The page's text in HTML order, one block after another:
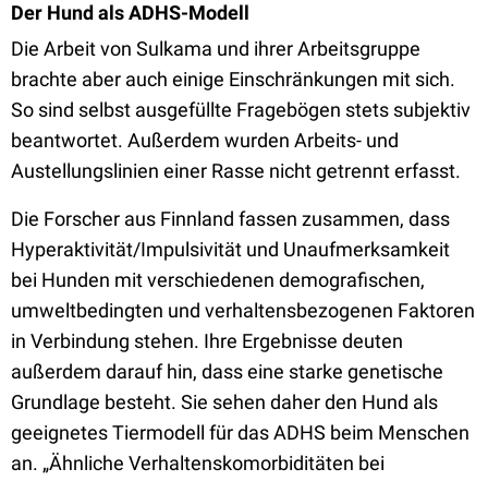
Der Hund als ADHS-Modell
Die Arbeit von Sulkama und ihrer Arbeitsgruppe
brachte aber auch einige Einschränkungen mit sich.
So sind selbst ausgefüllte Fragebögen stets subjektiv
beantwortet. Außerdem wurden Arbeits- und
Austellungslinien einer Rasse nicht getrennt erfasst.
Die Forscher aus Finnland fassen zusammen, dass
Hyperaktivität/Impulsivität und Unaufmerksamkeit
bei Hunden mit verschiedenen demografischen,
umweltbedingten und verhaltensbezogenen Faktoren
in Verbindung stehen. Ihre Ergebnisse deuten
außerdem darauf hin, dass eine starke genetische
Grundlage besteht. Sie sehen daher den Hund als
geeignetes Tiermodell für das ADHS beim Menschen
an. „Ähnliche Verhaltenskomorbiditäten bei